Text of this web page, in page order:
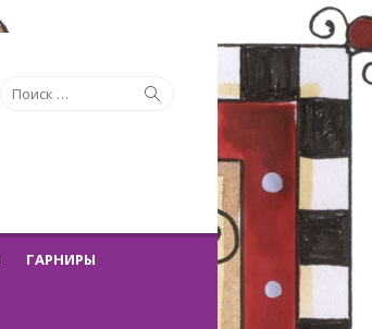
Искать:
ГАРНИРЫ